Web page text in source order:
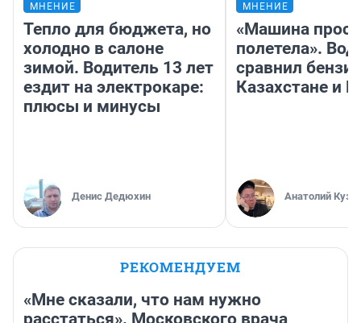
МНЕНИЕ
Тепло для бюджета, но
холодно в салоне
зимой. Водитель 13 лет
ездит на электрокаре:
плюсы и минусы
Денис Дедюхин
МНЕНИЕ
«Машина
полетела».
сравнил
Казахстане и
Анатолий
РЕКОМЕНДУЕМ
«Мне сказали, что нам нужно